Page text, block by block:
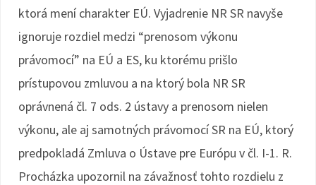
ktorá mení charakter EÚ. Vyjadrenie NR SR navyše
ignoruje rozdiel medzi “prenosom výkonu
právomocí” na EÚ a ES, ku ktorému prišlo
prístupovou zmluvou a na ktorý bola NR SR
oprávnená čl. 7 ods. 2 ústavy a prenosom nielen
výkonu, ale aj samotných právomocí SR na EÚ, ktorý
predpokladá Zmluva o Ústave pre Európu v čl. I-1. R.
Procházka upozornil na závažnosť tohto rozdielu z